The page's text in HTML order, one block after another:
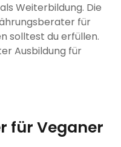
Weiterbildung. Die
für
solltest du erfüllen.
Ausbildung für
für Veganer